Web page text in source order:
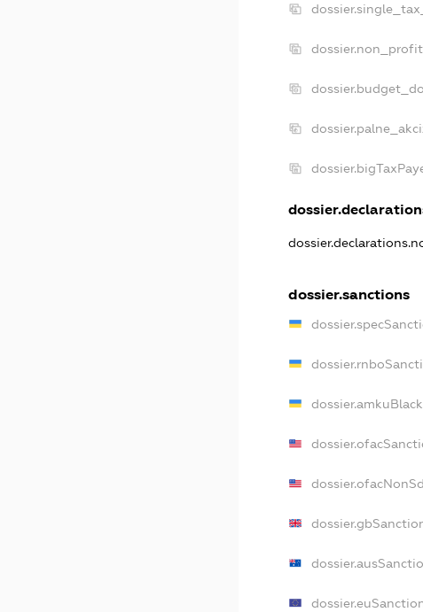
dossier.non_profit
dossier.sanctions